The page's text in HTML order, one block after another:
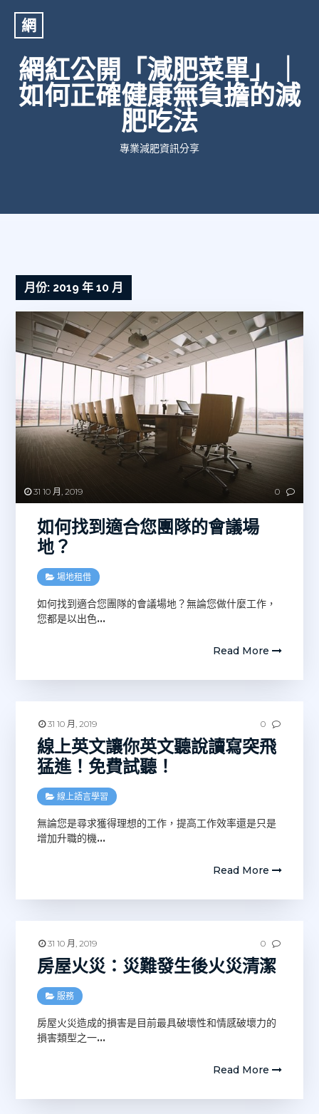
網
網紅公開「減肥菜單」｜
如何正確健康無負擔的減
肥吃法
專業減肥資訊分享
月份: 2019 年 10 月
31 10 月, 2019 0
如何找到適合您團隊的會議場
地？
場地租借
如何找到適合您團隊的會議場地？無論您做什麼工作，
您都是以出色…
Read More
31 10 月, 2019 0
線上英文讓你英文聽說讀寫突飛
猛進！免費試聽！
線上語言學習
無論您是尋求獲得理想的工作，提高工作效率還是只是
增加升職的機…
Read More
31 10 月, 2019 0
房屋火災：災難發生後火災清潔
服務
房屋火災造成的損害是目前最具破壞性和情感破壞力的
損害類型之一…
Read More